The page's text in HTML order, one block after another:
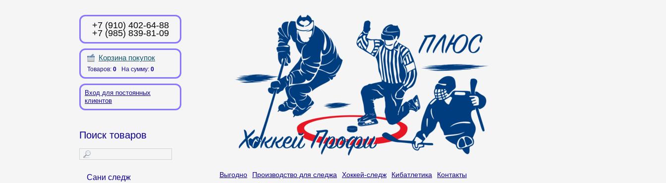
+7 (910) 402-64-88
+7 (985) 839-81-09
Корзина покупок
Товаров: 0 На сумму: 0
Вход для постоянных
клиентов
Выгодно Производство для следжа Хоккей-следж Кибатлетика Контакты
Поиск товаров
Сани следж